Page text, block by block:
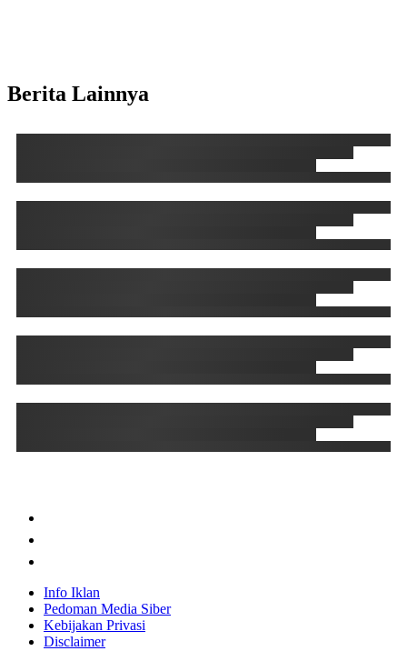
Berita Lainnya
Info Iklan
Pedoman Media Siber
Kebijakan Privasi
Disclaimer